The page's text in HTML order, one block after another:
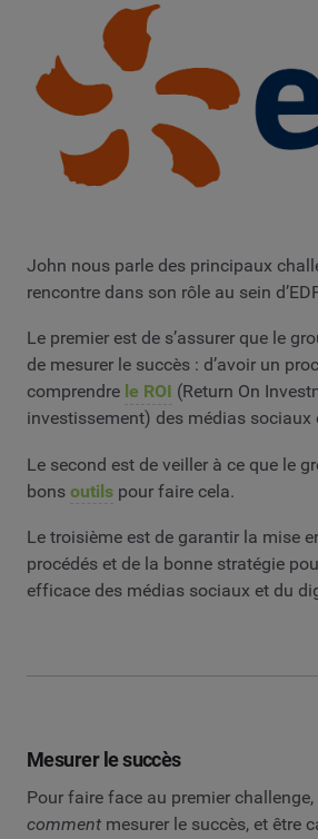
John nous parle des principaux
rencontre dans son rôle au sein
Le premier est de s’assurer que le
de mesurer le succès : d’avoir un
comprendre le ROI (Return On
investissement) des médias sociaux
Le second est de veiller à ce que le
bons outils pour faire cela.
Le troisième est de garantir la mise
procédés et de la bonne stratégie
efficace des médias sociaux et du
Mesurer le succès
Pour faire face au premier
comment mesurer le succès, et être